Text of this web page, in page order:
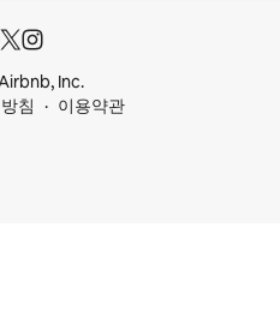
Inc.
침
이용약관